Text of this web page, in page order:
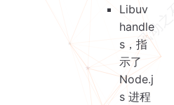
Libuv
handle
s，指
示了
Node.j
s 进程